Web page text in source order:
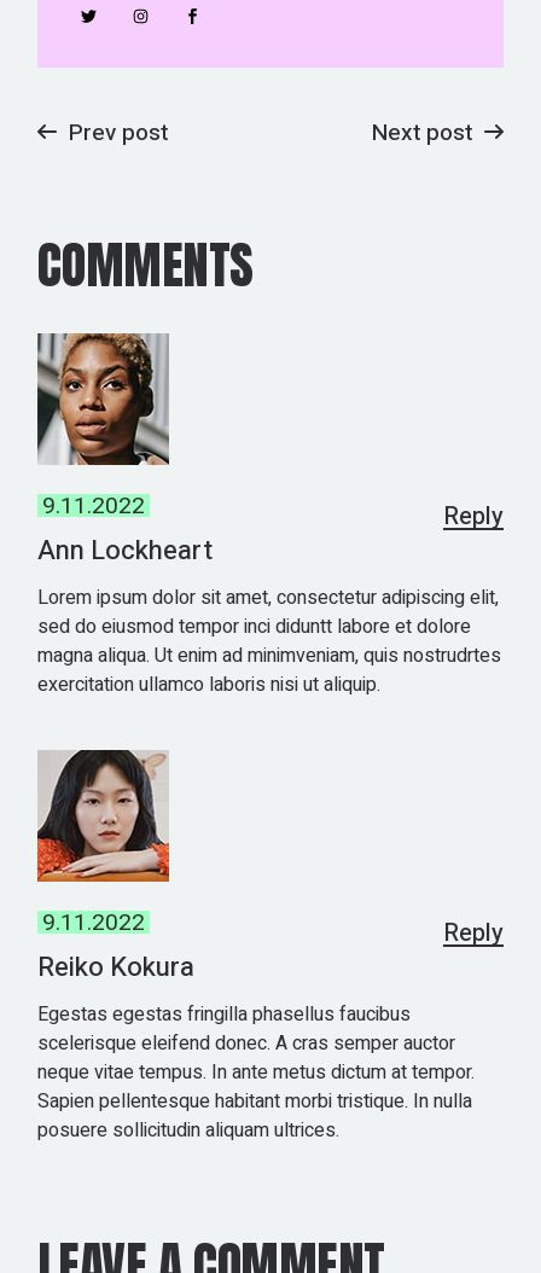
Prev post Next post
COMMENTS
9.11.2022
Ann Lockheart
Lorem ipsum dolor sit amet, consectetur adipiscing elit,
sed do eiusmod tempor inci diduntt labore et dolore
magna aliqua. Ut enim ad minimveniam, quis nostrudrtes
exercitation ullamco laboris nisi ut aliquip.
Reply
9.11.2022
Reiko Kokura
Egestas egestas fringilla phasellus faucibus
scelerisque eleifend donec. A cras semper auctor
neque vitae tempus. In ante metus dictum at tempor.
Sapien pellentesque habitant morbi tristique. In nulla
posuere sollicitudin aliquam ultrices.
Reply